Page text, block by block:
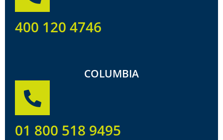
400 120 4746
COLUMBIA
01 800 518 9495